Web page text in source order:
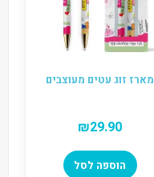
מארז זוג עטים מעוצבים
₪29.90
הוספה לסל